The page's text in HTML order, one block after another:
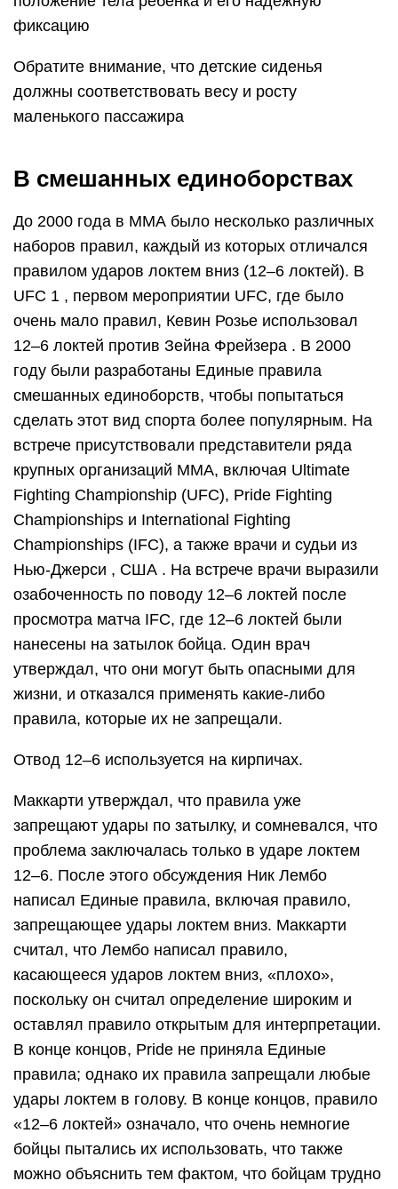
фиксацию
Обратите внимание, что детские сиденья
должны соответствовать весу и росту
маленького пассажира
В смешанных единоборствах
До 2000 года в ММА было несколько различных
наборов правил, каждый из которых отличался
правилом ударов локтем вниз (12–6 локтей). В
UFC 1 , первом мероприятии UFC, где было
очень мало правил, Кевин Розье использовал
12–6 локтей против Зейна Фрейзера . В 2000
году были разработаны Единые правила
смешанных единоборств, чтобы попытаться
сделать этот вид спорта более популярным. На
встрече присутствовали представители ряда
крупных организаций ММА, включая Ultimate
Fighting Championship (UFC), Pride Fighting
Championships и International Fighting
Championships (IFC), а также врачи и судьи из
Нью-Джерси , США . На встрече врачи выразили
озабоченность по поводу 12–6 локтей после
просмотра матча IFC, где 12–6 локтей были
нанесены на затылок бойца. Один врач
утверждал, что они могут быть опасными для
жизни, и отказался применять какие-либо
правила, которые их не запрещали.
Отвод 12–6 используется на кирпичах.
Маккарти утверждал, что правила уже
запрещают удары по затылку, и сомневался, что
проблема заключалась только в ударе локтем
12–6. После этого обсуждения Ник Лембо
написал Единые правила, включая правило,
запрещающее удары локтем вниз. Маккарти
считал, что Лембо написал правило,
касающееся ударов локтем вниз, «плохо»,
поскольку он считал определение широким и
оставлял правило открытым для интерпретации.
В конце концов, Pride не приняла Единые
правила; однако их правила запрещали любые
удары локтем в голову. В конце концов, правило
«12–6 локтей» означало, что очень немногие
бойцы пытались их использовать, что также
можно объяснить тем фактом, что бойцам трудно